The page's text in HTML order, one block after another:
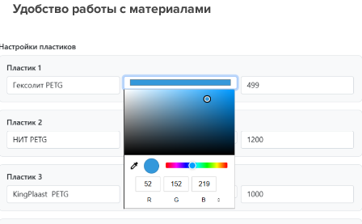
Удобство работы с материалами